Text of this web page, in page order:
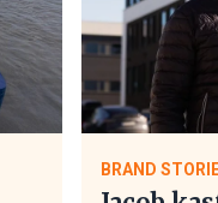
BRAND